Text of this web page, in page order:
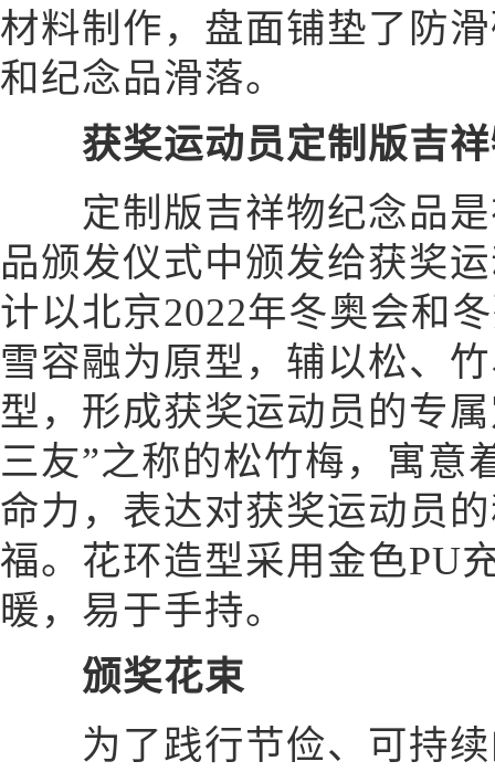
材料制作，盘面铺垫了防
和纪念品滑落。
获奖运动员定制版吉祥
定制版吉祥物纪念品是
品颁发仪式中颁发给获奖
计以北京2022年冬奥会和
雪容融为原型，辅以松、
型，形成获奖运动员的专
三友”之称的松竹梅，寓意
命力，表达对获奖运动员
福。花环造型采用金色PU
暖，易于手持。
颁奖花束
为了践行节俭、可持续